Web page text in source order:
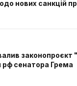
нових санкцій
законопроєкт
рф сенатора Грема